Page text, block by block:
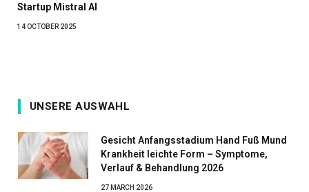
Startup Mistral AI
14 OCTOBER 2025
UNSERE AUSWAHL
Gesicht Anfangsstadium Hand Fuß Mund
Krankheit leichte Form – Symptome,
Verlauf & Behandlung 2026
27 MARCH 2026